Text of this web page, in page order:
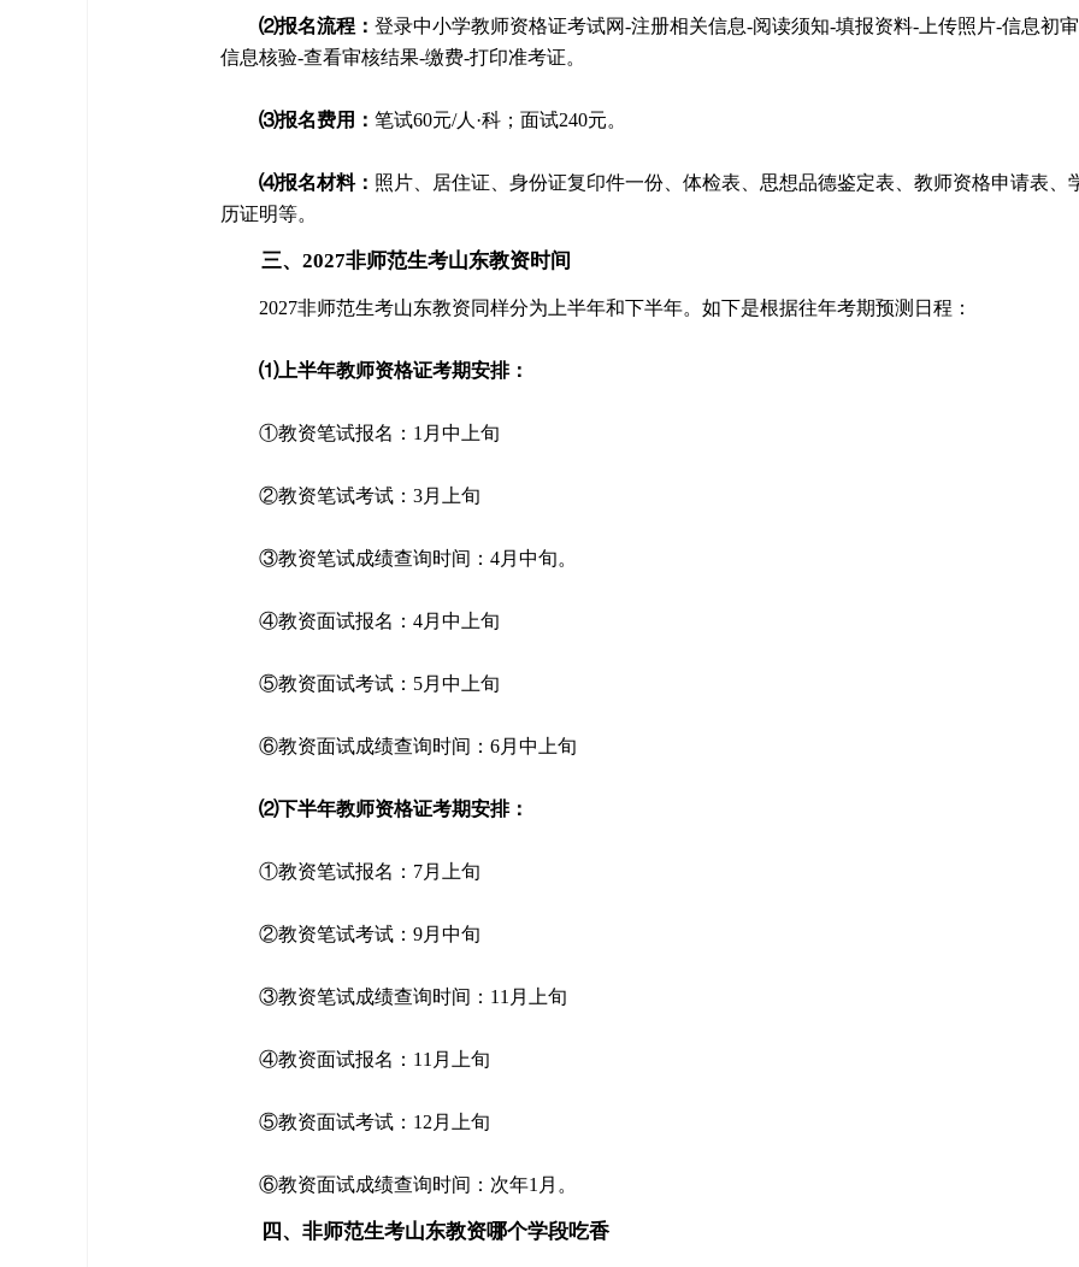
⑵报名流程： 登录中小学教师资格证考试网-注册相关信息-阅读须知-填报资料-上传照片-信息初
信息核验-查看审核结果-缴费-打印准考证。
⑶报名费用： 笔试60元/人·科；面试240元。
⑷报名材料： 照片、居住证、身份证复印件一份、体检表、思想品德鉴定表、教师资格申请表、
历证明等。
三、2027非师范生考山东教资时间
2027非师范生考山东教资同样分为上半年和下半年。如下是根据往年考期预测日程：
⑴上半年教师资格证考期安排：
①教资笔试报名：1月中上旬
②教资笔试考试：3月上旬
③教资笔试成绩查询时间：4月中旬。
④教资面试报名：4月中上旬
⑤教资面试考试：5月中上旬
⑥教资面试成绩查询时间：6月中上旬
⑵下半年教师资格证考期安排：
①教资笔试报名：7月上旬
②教资笔试考试：9月中旬
③教资笔试成绩查询时间：11月上旬
④教资面试报名：11月上旬
⑤教资面试考试：12月上旬
⑥教资面试成绩查询时间：次年1月。
四、非师范生考山东教资哪个学段吃香